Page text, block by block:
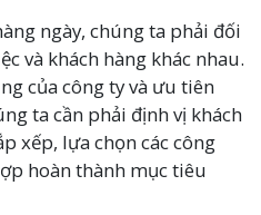
ngày, chúng ta phải đối
và khách hàng khác nhau.
của công ty và ưu tiên
ta cần phải định vị khách
xếp, lựa chọn các công
hoàn thành mục tiêu